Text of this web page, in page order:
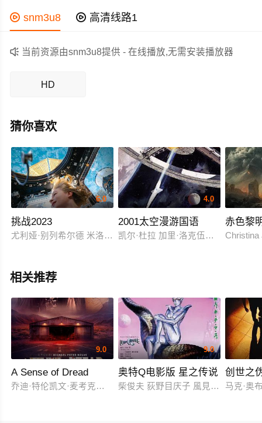
同时开启了一段黑暗的噩梦之旅。本来只是调查失踪事件
的两人很快便意识到，自己陷进了超乎想象的可怕旋涡之
中...
作为一部 上映的科幻电影，在当期同类题材影片中具有一
定的看点，在演员表现和剧情架构上也都有不错的亮点，
剧情紧凑，角色塑造鲜明，适合喜欢科幻类电影的观众观
 snm3u8  高清线路1
 当前资源由snm3u8提供 - 在线播放,无需安装播放器
HD
猜你喜欢
6.0
挑战2023
尤利娅·别列希尔德 米洛斯·比柯维奇 弗拉基米尔·马什科夫
4.0
2001太空漫游国语
凯尔·杜拉 加里·洛克伍德 威廉姆·西
赤色黎
相关推荐
9.0
A Sense of Dread
乔迪·特伦凯文·麦考克尔虹膜
9.0
奥特Q电影版 星之传说
柴俊夫 荻野目庆子 風見しんご
创世之
马克·奥